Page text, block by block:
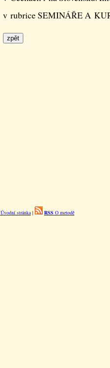
v rubrice SEMINÁŘE A
Úvodní stránka| RSS O metodě